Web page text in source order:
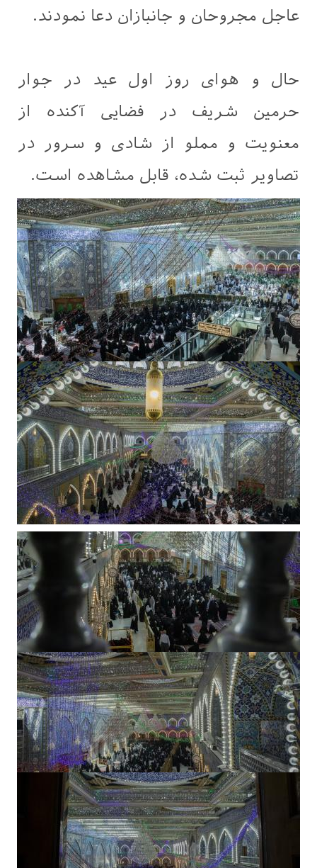
عاجل مجروحان و جانبازان دعا نمودند.
حال و هوای روز اول عید در جوار
حرمین شریف در فضایی آکنده از
معنویت و مملو از شادی و سرور در
تصاویر ثبت شده، قابل مشاهده است.